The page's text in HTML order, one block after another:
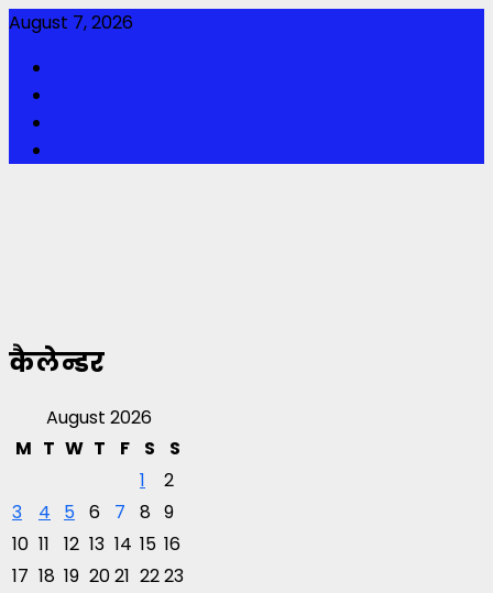
Skip
content
August 7, 2026
कैलेन्डर
August 2026
M T W T F S
S
1
2
3
4 5 6 7 8 9
10 11 12 13 14 15 16
17 18 19 2021 2223